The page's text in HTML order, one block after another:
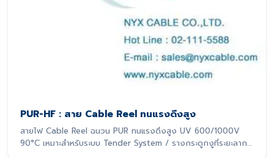
PUR-HF : สาย Cable Reel ทนแรงดึงสูง
สายไฟ Cable Reel ฉนวน PUR ทนแรงดึงสูง UV 600/1000V
90°C เหมาะสำหรับระบบ Tender System / รางกระดูกงูที่ระยะลาก